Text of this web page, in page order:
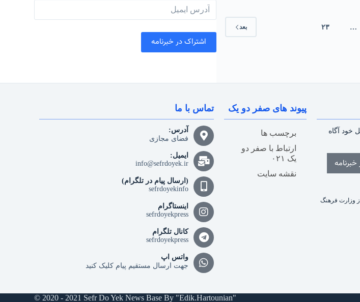
… ۲۳ بعد
خود آگاه
وزارت فرهنگ
پیوند های صفر دو یک
برچسب ها
ارتباط با صفر دو
یک ۰۲۱
نقشه سایت
تماس با ما
آدرس:
فضای مجازی
ایمیل:
info@sefrdoyek.ir
(ارسال پیام در تلگرام)
sefrdoyekinfo
اینستاگرام
sefrdoyekpress
کانال تلگرام
sefrdoyekpress
واتس اپ
جهت ارسال مستقیم پیام کلیک کنید
© 2020 - 2021 Sefr Do Yek News Base By "Edik.Hartounian"